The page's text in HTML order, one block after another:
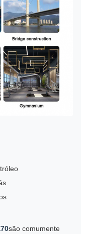
são comumente